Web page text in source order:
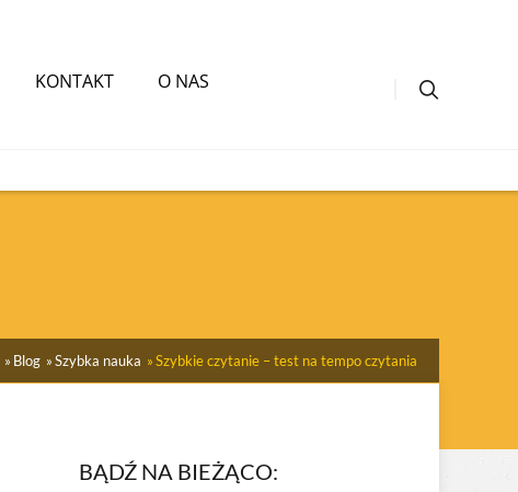
KONTAKT O NAS
Blog Szybka nauka Szybkie czytanie – test na tempo czytania
BĄDŹ NA BIEŻĄCO: